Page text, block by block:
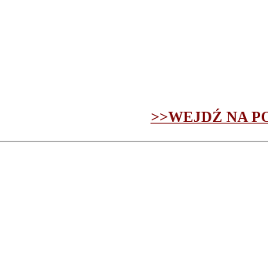
>>WEJDŹ NA